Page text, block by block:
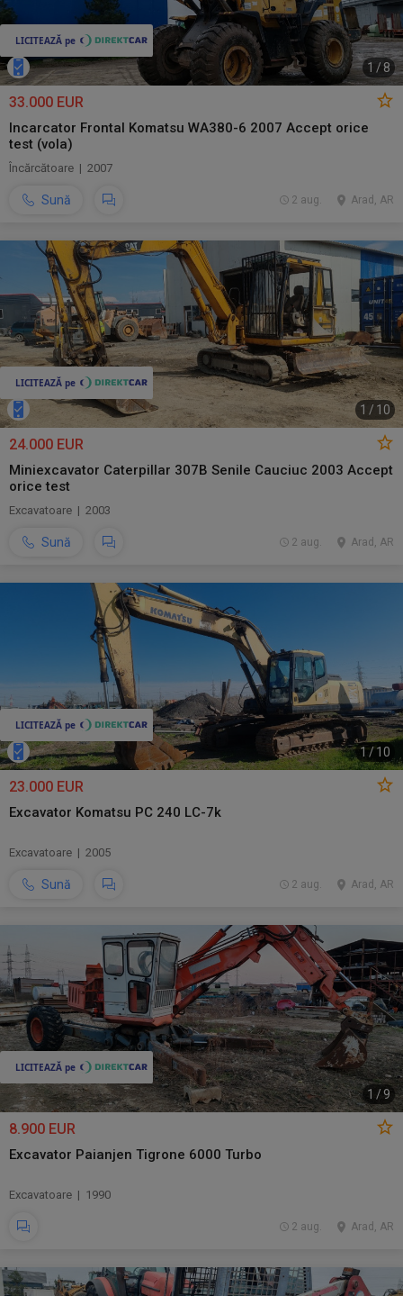
1 /8
33.000 EUR
Incarcator Frontal Komatsu WA380-6 2007 Accept orice
test (vola)
Încărcătoare | 2007
Sună Arad, AR
2 aug.
1 / 10
24.000 EUR
Miniexcavator Caterpillar 307B Senile Cauciuc 2003 Accept
orice test
Excavatoare | 2003
Sună Arad, AR
2 aug.
1 /10
23.000 EUR
Excavator Komatsu PC 240 LC-7k
Excavatoare | 2005
Sună Arad, AR
2 aug.
1 /9
8.900 EUR
Excavator Paianjen Tigrone 6000 Turbo
Excavatoare | 1990
Arad, AR
2 aug.